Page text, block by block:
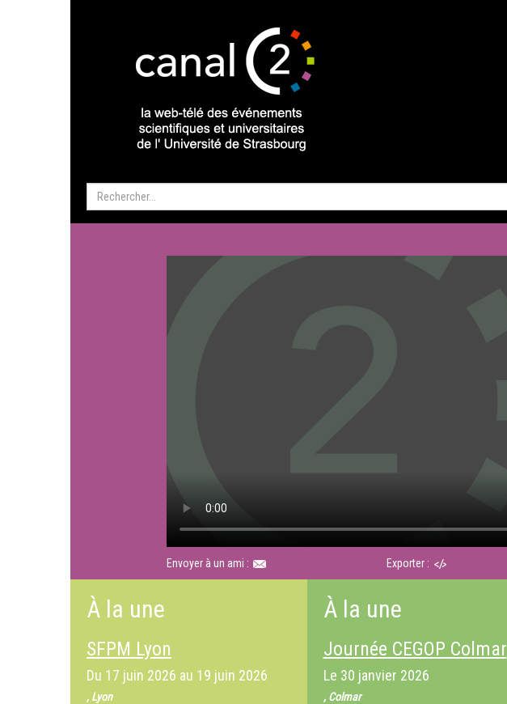
Envoyer à un ami : Exporter :
À la une
SFPM Lyon
Du 17 juin 2026 au 19 juin 2026
, Lyon
À la une
Journée CEGOP Colmar
Le 30 janvier 2026
, Colmar